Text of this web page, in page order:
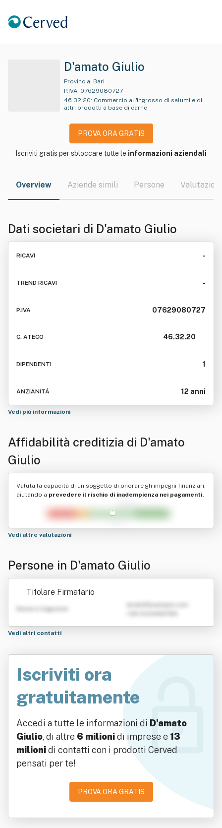
D'amato Giulio
Provincia: Bari
P.IVA: 07629080727
46.32.20: Commercio all'ingrosso di salumi e di
altri prodotti a base di carne
PROVA ORA GRATIS
Iscriviti gratis per sbloccare tutte le informazioni aziendali
Overview Aziende simili Persone Valutazioni
Dati societari di D'amato Giulio
RICAVI -
TREND RICAVI -
P.IVA 07629080727
C. ATECO 46.32.20
DIPENDENTI 1
ANZIANITÁ 12 anni
Vedi più informazioni
Affidabilità creditizia di D'amato
Giulio
Valuta la capacità di un soggetto di onorare gli impegni finanziari,
aiutando a prevedere il rischio di inadempienza nei pagamenti.
Vedi altre valutazioni
Persone in D'amato Giulio
Titolare Firmatario
Nome e Cognome
Vedi altri contatti
Iscriviti ora
gratuitamente
Accedi a tutte le informazioni di D'amato
Giulio, di altre 6 milionidi imprese e 13
milionidi contatti con i prodotti Cerved
pensati per te!
PROVA ORA GRATIS